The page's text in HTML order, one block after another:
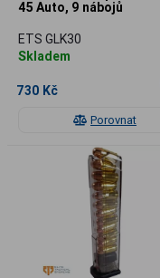
Porovnat
45 Auto, 9 nábojů
ETS GLK30
Skladem
730 Kč